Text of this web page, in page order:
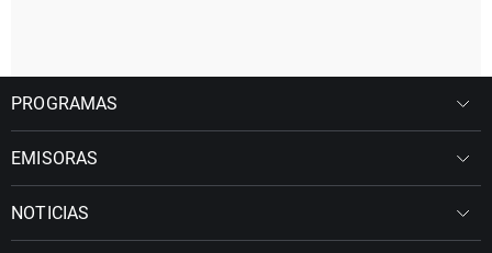
PROGRAMAS
EMISORAS
NOTICIAS